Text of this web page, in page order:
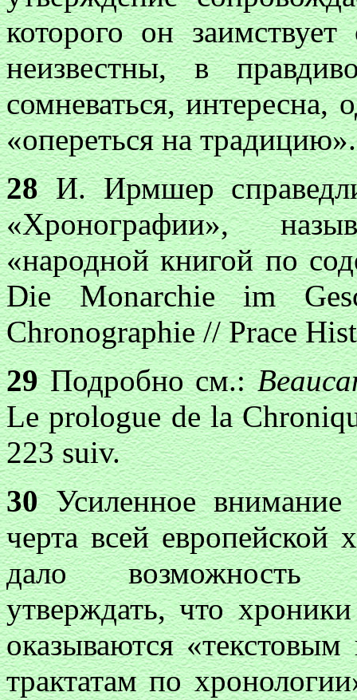
которого он
неизвестны, в
сомневаться,
«опереться на традицию».
28И. Ирмшер
«Хронографии»,
«народной книгой по
Die Monarchie im
Chronographie // Prace
29Подробно см.:
Le prologue de la
223 suiv.
30Усиленное внимание
черта всей европейской
дало возможность
утверждать, что
оказываются
трактатам по